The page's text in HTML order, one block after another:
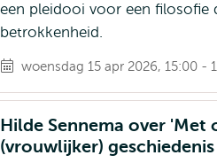
een pleidooi voor een filosofie
betrokkenheid.
woensdag 15 apr 2026, 15:00 -
Hilde Sennema over
(vrouwlijker)